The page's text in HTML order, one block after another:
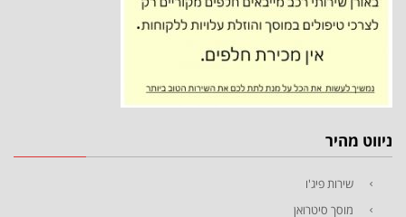
ניווט מהיר
שירות פיג'ו
מוסך סיטרואן